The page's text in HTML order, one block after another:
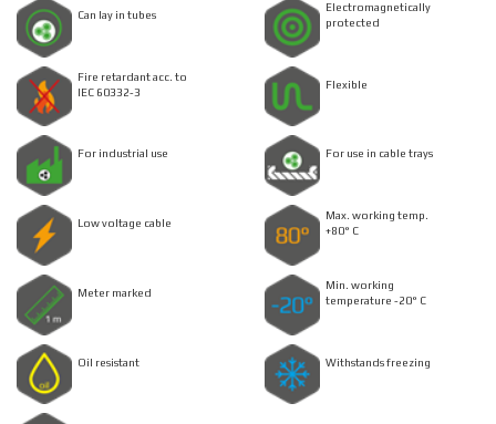
Can lay in tubes
Electromagnetically
protected
Fire retardant acc. to
IEC 60332-3
Flexible
For industrial use For use in cable trays
Low voltage cable
Max. working temp.
+80° C
Meter marked
Min. working
temperature -20° C
Oil resistant Withstands freezing